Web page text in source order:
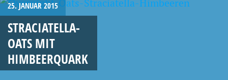
25. JANUAR 2015
STRACIATELLA-
OATS MIT
HIMBEERQUARK